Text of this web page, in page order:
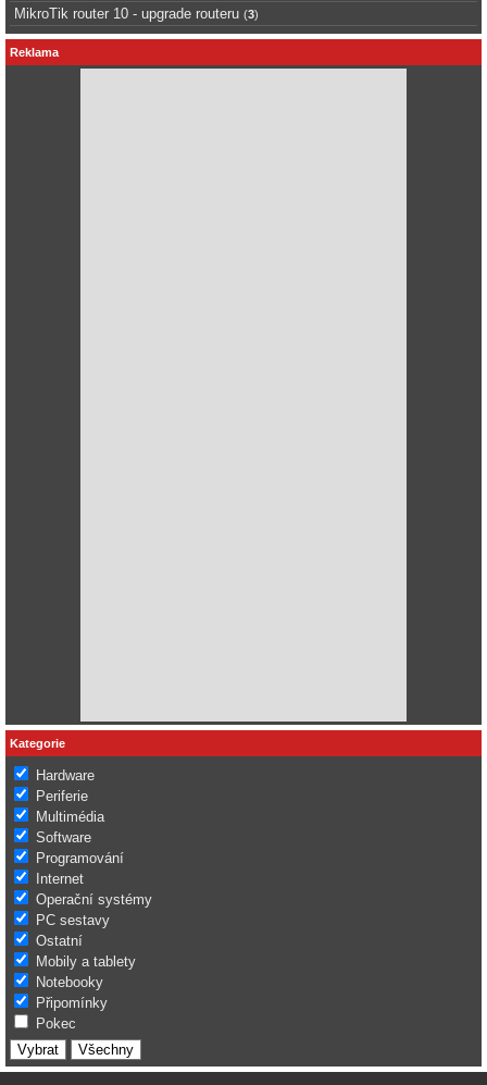
MikroTik router 10 - upgrade routeru (3)
Reklama
Kategorie
Hardware
Periferie
Multimédia
Software
Programování
Internet
Operační systémy
PC sestavy
Ostatní
Mobily a tablety
Notebooky
Připomínky
Pokec